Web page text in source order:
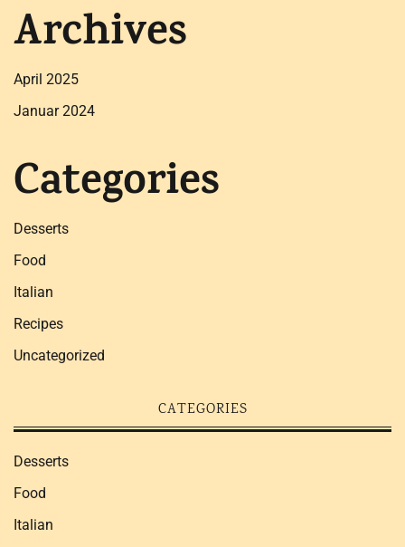
Archives
April 2025
Januar 2024
Categories
Desserts
Food
Italian
Recipes
Uncategorized
CATEGORIES
Desserts
Food
Italian